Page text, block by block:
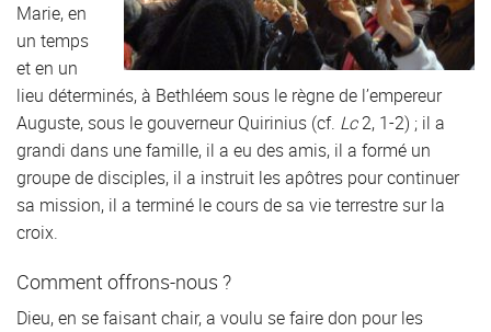
Marie, en
un temps
et en un
lieu déterminés, à Bethléem sous le règne de l’empereur
Auguste, sous le gouverneur Quirinius (cf. Lc2, 1-2) ; il a
grandi dans une famille, il a eu des amis, il a formé un
groupe de disciples, il a instruit les apôtres pour continuer
sa mission, il a terminé le cours de sa vie terrestre sur la
croix.
Comment offrons-nous ?
Dieu, en se faisant chair, a voulu se faire don pour les